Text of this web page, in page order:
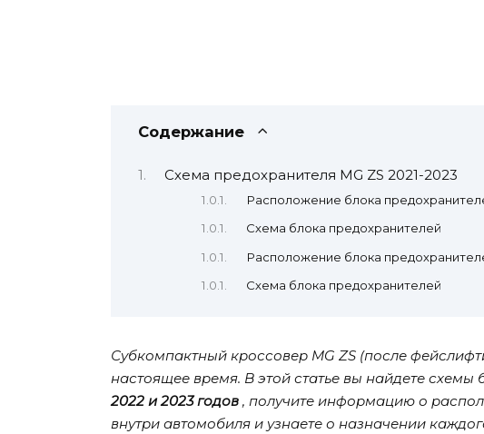
Содержание
Схема предохранителя MG ZS 2021-2023
Расположение блока
Схема блока предохранителей
Расположение блока
Схема блока предохранителей
Субкомпактный кроссовер MG ZS (после
настоящее время. В этой статье вы найдете схемы
2022 и 2023 годов , получите информацию о
внутри автомобиля и узнаете о назначении